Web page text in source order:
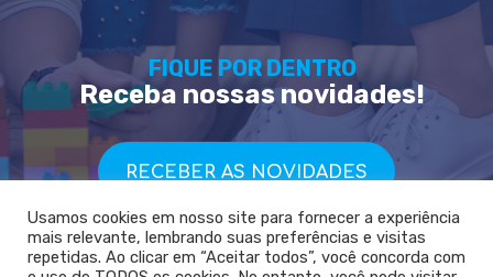
FIQUE POR DENTRO
Receba nossas novidades!
RECEBER AS NOVIDADES
Usamos cookies em nosso site para fornecer a experiência
mais relevante, lembrando suas preferências e visitas
repetidas. Ao clicar em “Aceitar todos”, você concorda com